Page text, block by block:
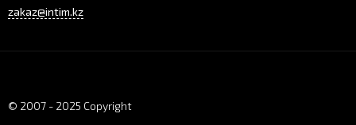
zakaz@intim.kz
© 2007 - 2025 Copyright